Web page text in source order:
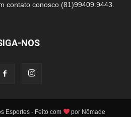
contato conosco (81)99409.9443.
NOS
Esportes - Feito com por Nômade